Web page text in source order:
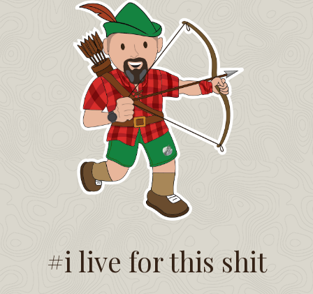
#i live for this shit